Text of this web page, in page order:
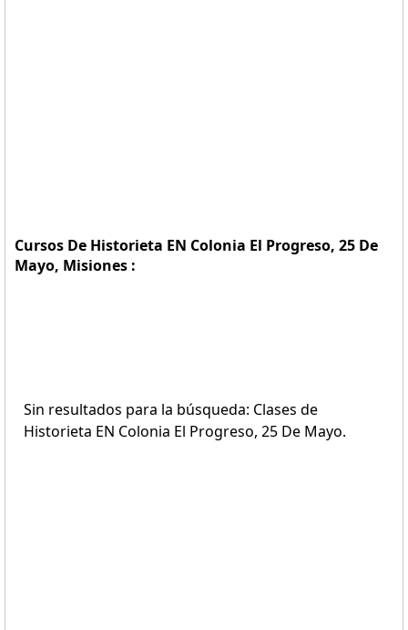
Cursos De Historieta EN Colonia El Progreso, 25 De
Mayo, Misiones :
Sin resultados para la búsqueda: Clases de
Historieta EN Colonia El Progreso, 25 De Mayo.